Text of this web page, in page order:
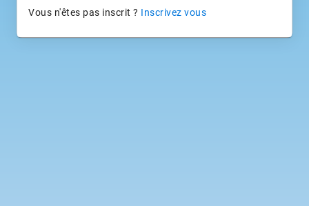
Vous n'êtes pas inscrit ? Inscrivez vous